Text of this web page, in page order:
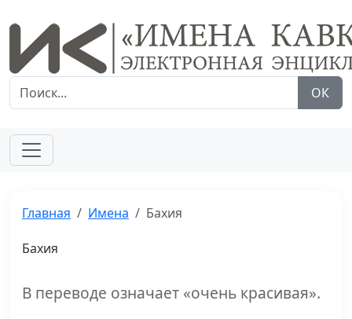
ОК
Главная Имена Бахия
Бахия
В переводе означает «очень красивая».